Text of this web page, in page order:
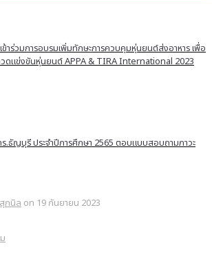
าร่วมการอบรมเพิ่มทักษะการควบคุมหุ่นยนต์ส่งอาหาร เพื่อ
วดแข่งขันหุ่นยนต์ APPA & TIRA International 2023
ญบุรี ประจำปีการศึกษา 2565 ตอบแบบสอบถามภาวะ
กนิล on 19 กันยายน 2023